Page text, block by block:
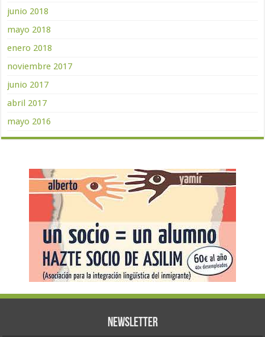
junio 2018
mayo 2018
enero 2018
noviembre 2017
junio 2017
abril 2017
mayo 2016
Newsletter